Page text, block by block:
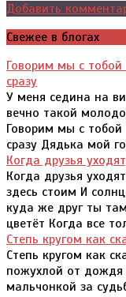
Добавить
Свежее в блогах
Говорим мы с тобой
сразу
У меня седина на
вечно такой
Говорим мы с
сразу Дядька мой
Когда друзья
Когда друзья
здесь стоим И
куда же друг ты
цветёт Когда все
Степь кругом как
Степь кругом как
пожухлой от дождя
мальчонкой за